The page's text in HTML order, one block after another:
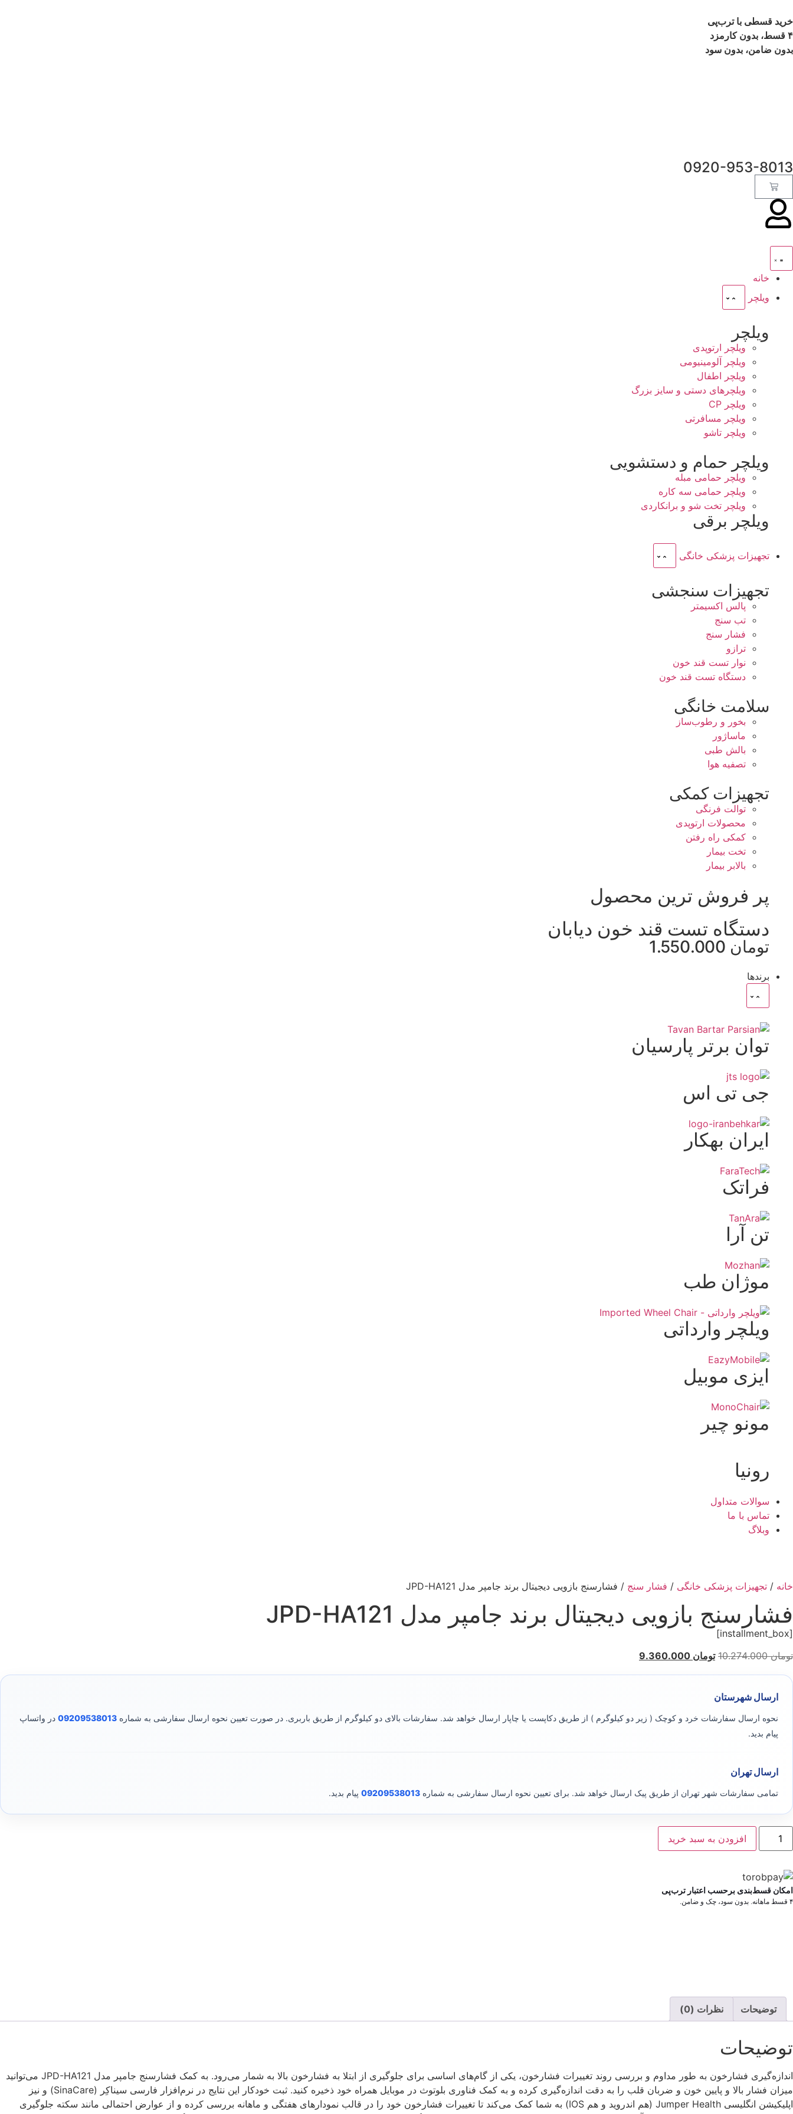
خرید قسطی با ترب‌پی
۴ قسط، بدون کارمزد
بدون ضامن، بدون سود
0920-953-8013
خانه
ویلچر
ویلچر
ویلچر ارتوپدی
ویلچر آلومینیومی
ویلچر اطفال
ویلچرهای دستی و سایز بزرگ
ویلچر CP
ویلچر مسافرتی
ویلچر تاشو
ویلچر حمام و دستشویی
ویلچر حمامی مبله
ویلچر حمامی سه کاره
ویلچر تخت شو و برانکاردی
ویلچر برقی
تجهیزات پزشکی خانگی
تجهیزات سنجشی
پالس اکسیمتر
تب سنج
فشار سنج
ترازو
نوار تست قند خون
دستگاه تست قند خون
سلامت خانگی
بخور و رطوب‌ساز
ماساژور
بالش طبی
تصفیه هوا
تجهیزات کمکی
توالت فرنگی
محصولات ارتوپدی
کمکی راه رفتن
تخت بیمار
بالابر بیمار
پر فروش ترین محصول
دستگاه تست قند خون دیابان
تومان 1.550.000
برندها
توان برتر پارسیان
جی تی اس
ایران بهکار
فراتک
تن آرا
موژان طب
ویلچر وارداتی
ایزی موبیل
مونو چیر
رونیا
سوالات متداول
تماس با ما
وبلاگ
خانه / تجهیزات پزشکی خانگی / فشار سنج / فشارسنج بازویی دیجیتال برند جامپر مدل JPD-HA121
فشارسنج بازویی دیجیتال برند جامپر مدل JPD-HA121
[installment_box]
تومان10.274.000 تومان
ارسال شهرستان
نحوه ارسال سفارشات خرد و کوچک ( زیر دو کیلوگرم ) از طریق دکاپست یا چاپار ارسال خواهد شد. سفارشات بالای دو کیلوگرم از طریق باربری. در صورت تعیین نحوه ارسال سفارشی به شماره 09209538013 در واتساپ
پیام بدید.
ارسال تهران
تمامی سفارشات شهر تهران از طریق پیک ارسال خواهد شد. برای تعیین نحوه ارسال سفارشی به شماره 09209538013 پیام بدید.
افزودن به سبد خرید
امکان قسط‌بندی برحسب اعتبار ترب‌پی
۴ قسط ماهانه. بدون سود، چک و ضامن.
توضیحات نظرات (0)
توضیحات
اندازه‌گیری فشارخون به طور مداوم و بررسی روند تغییرات فشارخون، یکی از گام‌های اساسی برای جلوگیری از ابتلا به فشارخون بالا به شمار می‌رود. به کمک فشارسنج جامپر مدل JPD-HA121 می‌توانید
میزان فشار بالا و پایین خون و ضربان قلب را به دقت اندازه‌گیری کرده و به کمک فناوری بلوتوث در موبایل همراه خود ذخیره کنید. ثبت خودکار این نتایج در نرم‌افزار فارسی سیناکِر (SinaCare) و نیز
اپلیکیشن انگلیسی Jumper Health (هم اندروید و هم IOS) به شما کمک می‌کند تا تغییرات فشارخون خود را در قالب نمودارهای هفتگی و ماهانه بررسی کرده و از عوارض احتمالی مانند سکته جلوگیری